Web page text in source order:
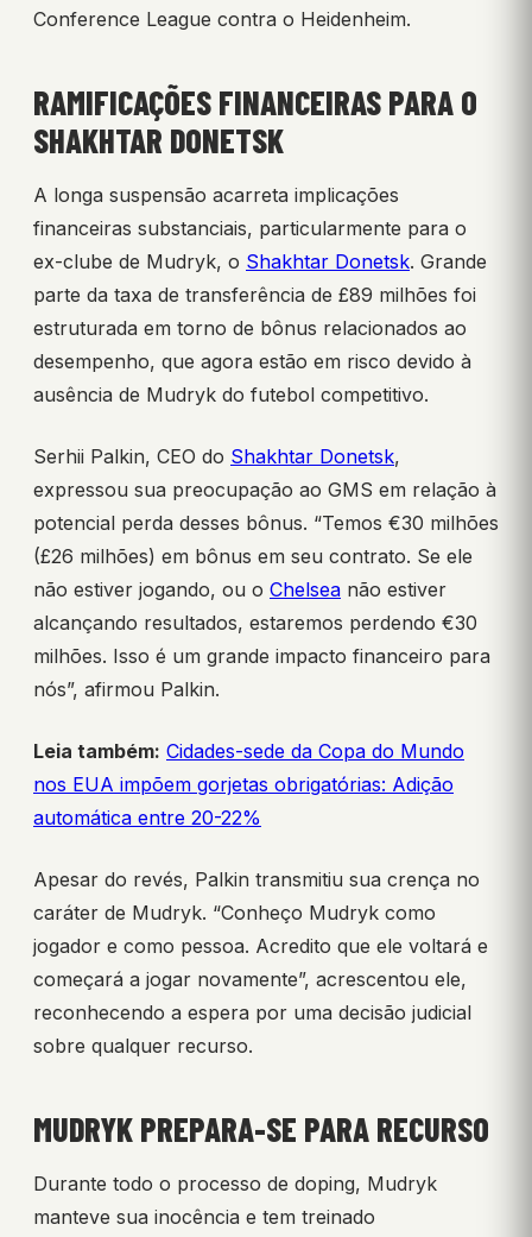
Conference League contra o Heidenheim.
RAMIFICAÇÕES FINANCEIRAS PARA O
SHAKHTAR DONETSK
A longa suspensão acarreta implicações
financeiras substanciais, particularmente para o
ex-clube de Mudryk, o Shakhtar Donetsk. Grande
parte da taxa de transferência de £89 milhões foi
estruturada em torno de bônus relacionados ao
desempenho, que agora estão em risco devido à
ausência de Mudryk do futebol competitivo.
Serhii Palkin, CEO do Shakhtar Donetsk,
expressou sua preocupação ao GMS em relação à
potencial perda desses bônus. “Temos €30 milhões
(£26 milhões) em bônus em seu contrato. Se ele
não estiver jogando, ou o Chelsea não estiver
alcançando resultados, estaremos perdendo €30
milhões. Isso é um grande impacto financeiro para
nós”, afirmou Palkin.
Leia também: Cidades-sede da Copa do Mundo
nos EUA impõem gorjetas obrigatórias: Adição
automática entre 20-22%
Apesar do revés, Palkin transmitiu sua crença no
caráter de Mudryk. “Conheço Mudryk como
jogador e como pessoa. Acredito que ele voltará e
começará a jogar novamente”, acrescentou ele,
reconhecendo a espera por uma decisão judicial
sobre qualquer recurso.
MUDRYK PREPARA-SE PARA RECURSO
Durante todo o processo de doping, Mudryk
manteve sua inocência e tem treinado